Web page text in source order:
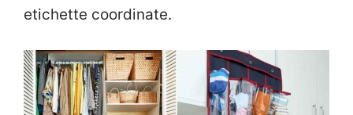
etichette coordinate.